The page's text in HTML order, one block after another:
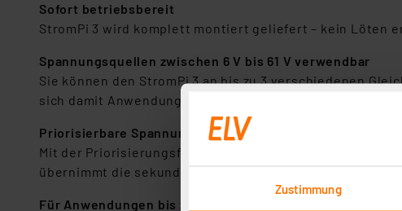
Zustimmung
Sofort betriebsbereit
StromPi 3 wird komplett montiert geliefert – kein Löten
Spannungsquellen zwischen 6 V bis 61 V verwendbar
Sie können den StromPi 3 an bis zu 3 verschiedenen
sich damit Anwendungen im Kfz, Wohnmobil, Lkw, Bus,
Priorisierbare Spannungsversorgung
Mit der Priorisierungsfunktion können Sie einstellen,
übernimmt die sekundäre Spannungsquelle die
Für Anwendungen bis zu 3 A Strombedarf